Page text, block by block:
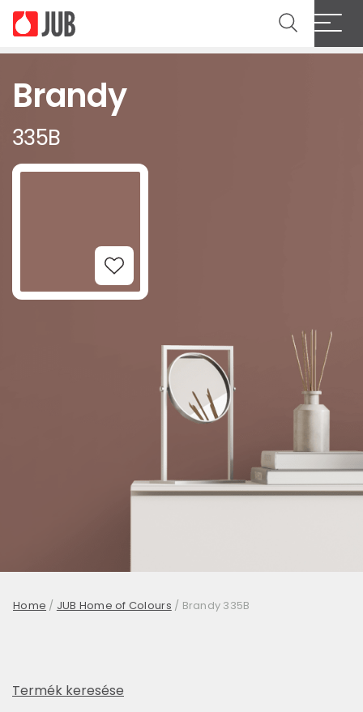
Brandy
335B
Add to Wishlist
Home / JUB Home of Colours / Brandy 335B
Termék keresése